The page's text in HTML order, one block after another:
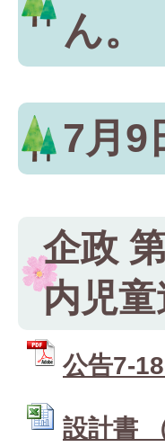
ん。
7月9
企政
内児
公告7-
設計書